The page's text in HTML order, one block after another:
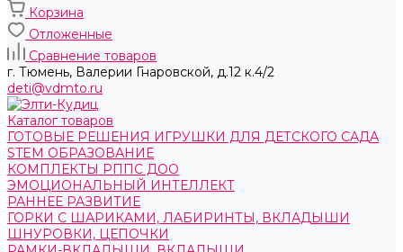
Корзина
Отложенные
Сравнение товаров
г. Тюмень, ​Валерии Гнаровской, д.12 к.4/2
deti@vdmto.ru
Каталог товаров
ГОТОВЫЕ РЕШЕНИЯ ИГРУШКИ ДЛЯ ДЕТСКОГО САДА
STEM ОБРАЗОВАНИЕ
КОМПЛЕКТЫ РППС ДОО
ЭМОЦИОНАЛЬНЫЙ ИНТЕЛЛЕКТ
РАННЕЕ РАЗВИТИЕ
ГОРКИ С ШАРИКАМИ, ЛАБИРИНТЫ, ВКЛАДЫШИ
ШНУРОВКИ, ЦЕПОЧКИ